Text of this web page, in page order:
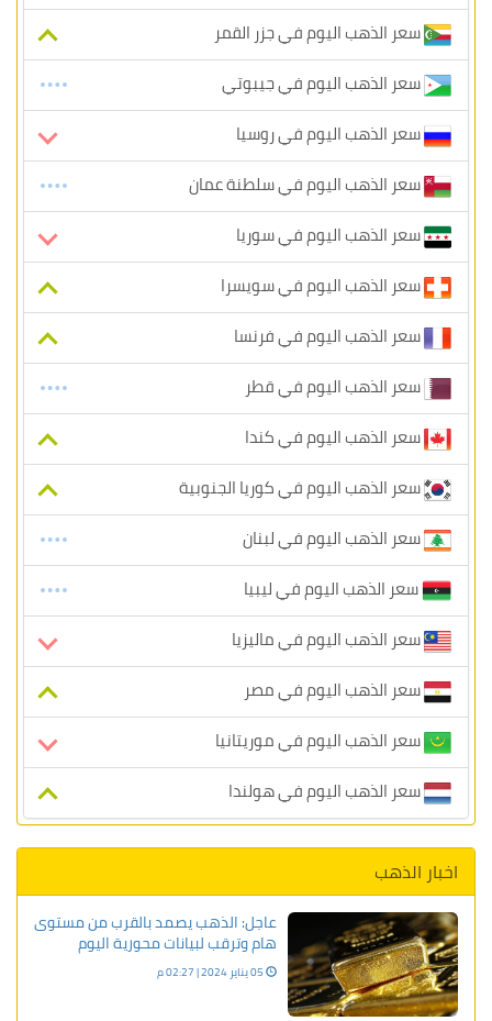
سعر الذهب اليوم في جزر القمر
سعر الذهب اليوم في جيبوتي
سعر الذهب اليوم في روسيا
سعر الذهب اليوم في سلطنة عمان
سعر الذهب اليوم في سوريا
سعر الذهب اليوم في سويسرا
سعر الذهب اليوم في فرنسا
سعر الذهب اليوم في قطر
سعر الذهب اليوم في كندا
سعر الذهب اليوم في كوريا الجنوبية
سعر الذهب اليوم في لبنان
سعر الذهب اليوم في ليبيا
سعر الذهب اليوم في ماليزيا
سعر الذهب اليوم في مصر
سعر الذهب اليوم في موريتانيا
سعر الذهب اليوم في هولندا
اخبار الذهب
عاجل: الذهب يصمد بالقرب من مستوى
هام وترقب لبيانات محورية اليوم